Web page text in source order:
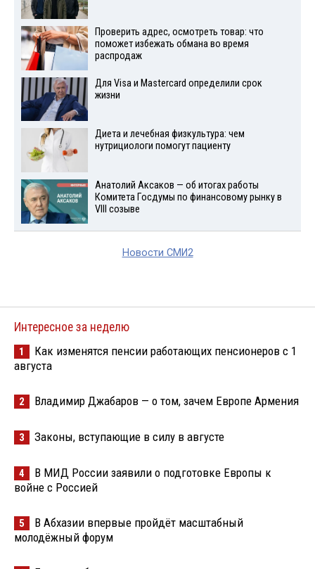
Проверить адрес, осмотреть товар: что
поможет избежать обмана во время
распродаж
Для Visа и Mastercard определили срок
жизни
Диета и лечебная физкультура: чем
нутрициологи помогут пациенту
Анатолий Аксаков — об итогах работы
Комитета Госдумы по финансовому рынку в
VIII созыве
Новости СМИ2
Интересное за неделю
1
Как изменятся пенсии работающих пенсионеров с 1
августа
2 Владимир Джабаров — о том, зачем Европе Армения
3 Законы, вступающие в силу в августе
4
В МИД России заявили о подготовке Европы к
войне с Россией
5
В Абхазии впервые пройдёт масштабный
молодёжный форум